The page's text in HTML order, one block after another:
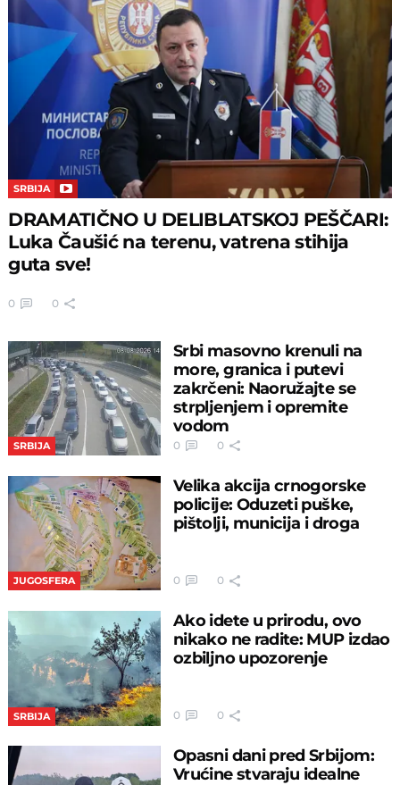
SRBIJA
DRAMATIČNO U DELIBLATSKOJ PEŠČARI:
Luka Čaušić na terenu, vatrena stihija
guta sve!
0 0
SRBIJA
Srbi masovno krenuli na
more, granica i putevi
zakrčeni: Naoružajte se
strpljenjem i opremite
vodom
0 0
JUGOSFERA
Velika akcija crnogorske
policije: Oduzeti puške,
pištolji, municija i droga
0 0
SRBIJA
Ako idete u prirodu, ovo
nikako ne radite: MUP izdao
ozbiljno upozorenje
0 0
Opasni dani pred Srbijom:
Vrućine stvaraju idealne